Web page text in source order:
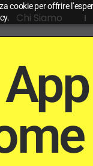
cookie per offrire
Chi Siamo